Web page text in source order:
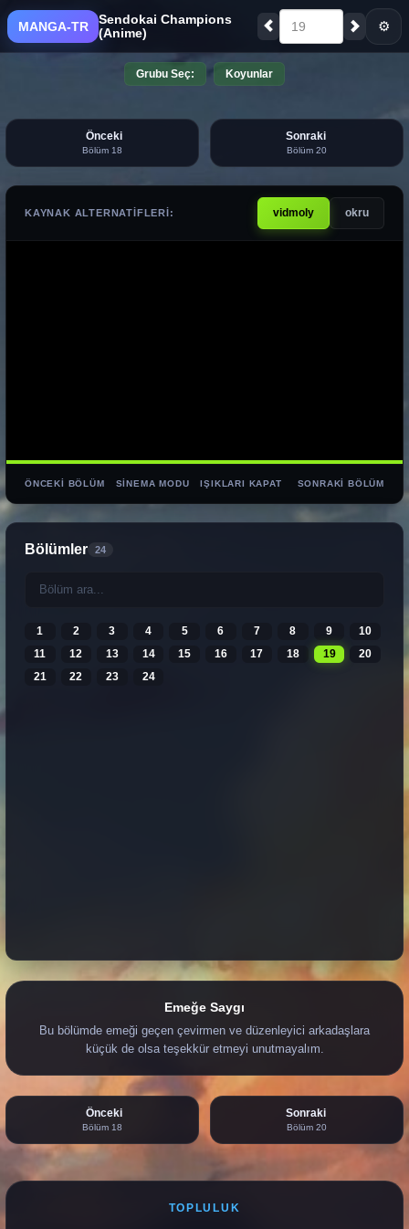
MANGA-TR
Sendokai Champions
(Anime)
19 ⚙
Grubu Seç: Koyunlar
Önceki
Bölüm 18
Sonraki
Bölüm 20
KAYNAK ALTERNATIFLERI: vidmoly okru
ÖNCEKI BÖLÜM SINEMA MODU IŞIKLARI KAPAT SONRAKI BÖLÜM
Bölümler 24
1 2 3 4 5 6 7 8 9
10
11
12 13 14 15 16 17 18 19
20
21
22 23 24
Emeğe Saygı
Bu bölümde emeği geçen çevirmen ve düzenleyici arkadaşlara
küçük de olsa teşekkür etmeyi unutmayalım.
Önceki
Bölüm 18
Sonraki
Bölüm 20
TOPLULUK